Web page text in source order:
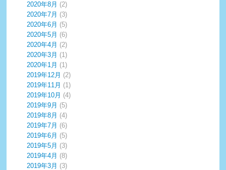
2020年8月 (2)
2020年7月 (3)
2020年6月 (5)
2020年5月 (6)
2020年4月 (2)
2020年3月 (1)
2020年1月 (1)
2019年12月 (2)
2019年11月 (1)
2019年10月 (4)
2019年9月 (5)
2019年8月 (4)
2019年7月 (6)
2019年6月 (5)
2019年5月 (3)
2019年4月 (8)
2019年3月 (3)